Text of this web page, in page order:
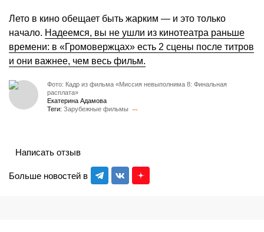
Лето в кино обещает быть жарким — и это только
начало. Надеемся, вы не ушли из кинотеатра раньше
времени: в «Громовержцах» есть 2 сцены после титров
и они важнее, чем весь фильм.
Фото: Кадр из фильма «Миссия невыполнима 8: Финальная
расплата»
Екатерина Адамова
Теги: Зарубежные фильмы
Больше новостей в
Написать отзыв